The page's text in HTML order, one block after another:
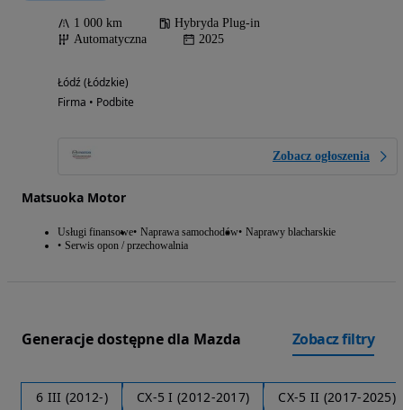
1 000 km
Hybryda Plug-in
Automatyczna
2025
Łódź (Łódzkie)
Firma • Podbite
Zobacz ogłoszenia
Matsuoka Motor
Usługi finansowe Naprawa samochodów Naprawy blacharskie
Serwis opon / przechowalnia
Generacje dostępne dla Mazda Zobacz filtry
6 III (2012-) CX-5 I (2012-2017) CX-5 II (2017-2025)